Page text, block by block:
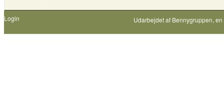
Login Udarbejdet af Bennygruppen,